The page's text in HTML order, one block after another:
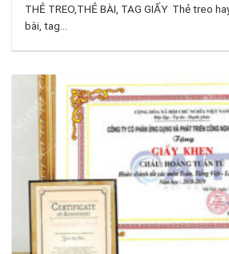
THẺ TREO,THẺ BÀI, TAG GIẤY Thẻ treo
bài, tag...